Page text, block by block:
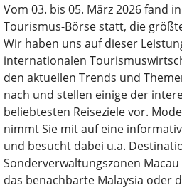
Vom 03. bis 05. März 2026 fand
Tourismus-Börse statt, die
Wir haben uns auf dieser
internationalen
den aktuellen Trends und
nach und stellen einige der
beliebtesten Reiseziele vor.
nimmt Sie mit auf eine
und besucht dabei u.a.
Sonderverwaltungszonen
das benachbarte Malaysia oder